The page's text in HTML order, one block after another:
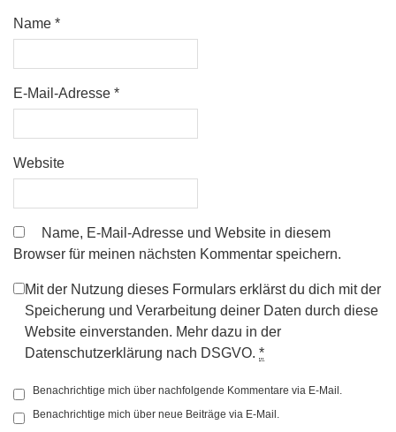
Name *
E-Mail-Adresse *
Website
Name, E-Mail-Adresse und Website in diesem
Browser für meinen nächsten Kommentar speichern.
Mit der Nutzung dieses Formulars erklärst du dich mit der
Speicherung und Verarbeitung deiner Daten durch diese
Website einverstanden. Mehr dazu in der
Datenschutzerklärung nach DSGVO. *
Benachrichtige mich über nachfolgende Kommentare via E-Mail.
Benachrichtige mich über neue Beiträge via E-Mail.